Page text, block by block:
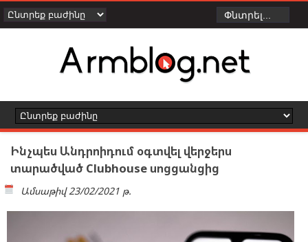
Ինչպես Անդրոիդում օգտվել վերջերս
տարածված Clubhouse սոցցանցից
Ամսաթիվ 23/02/2021 թ.